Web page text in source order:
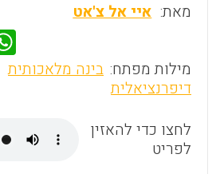
מאת: איי אל צ'אט
מילות מפתח: בינה מלאכותית
דיפרנציאלית
לחצו כדי להאזין
לפריט